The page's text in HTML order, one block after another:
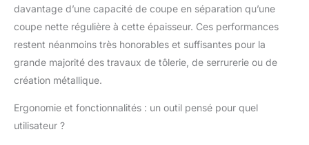
tension d'entrée et
offre un taux de
marche de 60 %. La
torche de 75 A permet
de couper avec
mm d'épaisseur, même
davantage d’une capacité de coupe en séparation qu’une
coupe nette régulière à cette épaisseur. Ces performances
restent néanmoins très honorables et suffisantes pour la
grande majorité des travaux de tôlerie, de serrurerie ou de
création métallique.
Ergonomie et fonctionnalités : un outil pensé pour quel
utilisateur ?